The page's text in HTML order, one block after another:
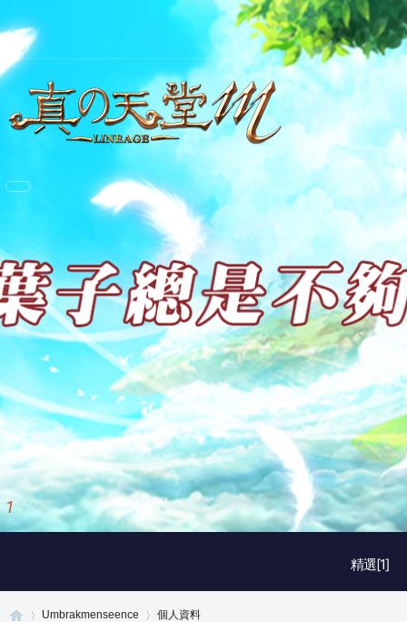
精選[1]
1 / 3
Umbrakmenseence 個人資料